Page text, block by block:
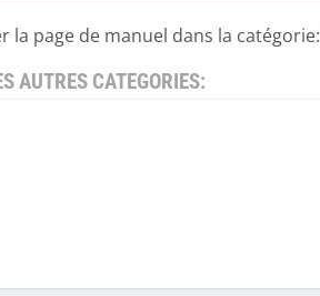
la page de manuel dans la catégorie:
AUTRES CATEGORIES: